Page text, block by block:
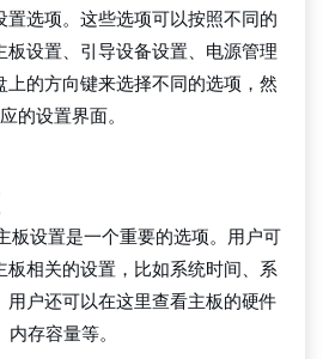
选项。这些选项可以按照不同的
设置、引导设备设置、电源管理
的方向键来选择不同的选项，然
的设置界面。
板设置是一个重要的选项。用户可
板相关的设置，比如系统时间、系
户还可以在这里查看主板的硬件
存容量等。